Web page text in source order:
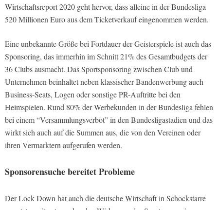
Wirtschaftsreport 2020 geht hervor, dass alleine in der Bundesliga
520 Millionen Euro aus dem Ticketverkauf eingenommen werden.
Eine unbekannte Größe bei Fortdauer der Geisterspiele ist auch das
Sponsoring, das immerhin im Schnitt 21% des Gesamtbudgets der
36 Clubs ausmacht. Das Sportsponsoring zwischen Club und
Unternehmen beinhaltet neben klassischer Bandenwerbung auch
Business-Seats, Logen oder sonstige PR-Auftritte bei den
Heimspielen. Rund 80% der Werbekunden in der Bundesliga fehlen
bei einem “Versammlungsverbot” in den Bundesligastadien und das
wirkt sich auch auf die Summen aus, die von den Vereinen oder
ihren Vermarktern aufgerufen werden.
Sponsorensuche bereitet Probleme
Der Lock Down hat auch die deutsche Wirtschaft in Schockstarre